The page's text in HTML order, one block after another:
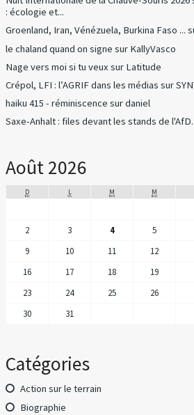
: écologie et...
Groenland, Iran, Vénézuela, Burkina Faso ...
le chaland quand on signe sur KallyVasco
Nage vers moi si tu veux sur Latitude
Crépol, LFI : l’AGRIF dans les médias sur
haiku 415 - réminiscence surdaniel
Saxe-Anhalt : files devant les stands de
Août 2026
D L M M
2
3 4 5
9
10 11 12
16
17 18 19
23
24 25 26
30
31
Catégories
Action sur le terrain
Biographie